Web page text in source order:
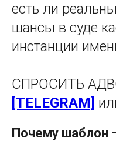
есть ли
шансы в суде
инстанции
СПРОСИТЬ
[TELEGRAM]
Почему шаблон